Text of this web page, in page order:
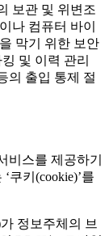
보관 및 위변조
나 컴퓨터 바이
막기 위한 보안
및 이력 관리
의 출입 통제 절
비스를 제공하기
쿠키(cookie)’를
정보주체의 브